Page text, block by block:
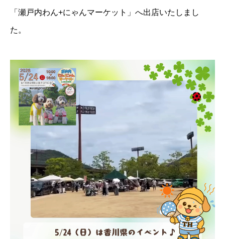
「瀬戸内わん+にゃんマーケット」へ出店いたしまし
た。